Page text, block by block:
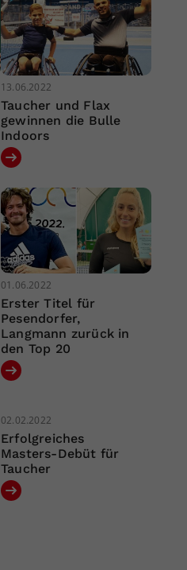
13.06.2022
Taucher und Flax
gewinnen die Bulle
Indoors
01.06.2022
Erster Titel für
Pesendorfer,
Langmann zurück in
den Top 20
02.02.2022
Erfolgreiches
Masters-Debüt für
Taucher